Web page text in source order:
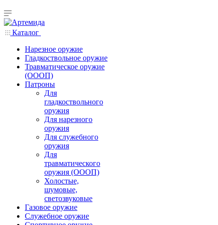
Каталог
Нарезное оружие
Гладкоствольное оружие
Травматическое оружие
(ОООП)
Патроны
Для
гладкоствольного
оружия
Для нарезного
оружия
Для служебного
оружия
Для
травматического
оружия (ОООП)
Холостые,
шумовые,
светозвуковые
Газовое оружие
Служебное оружие